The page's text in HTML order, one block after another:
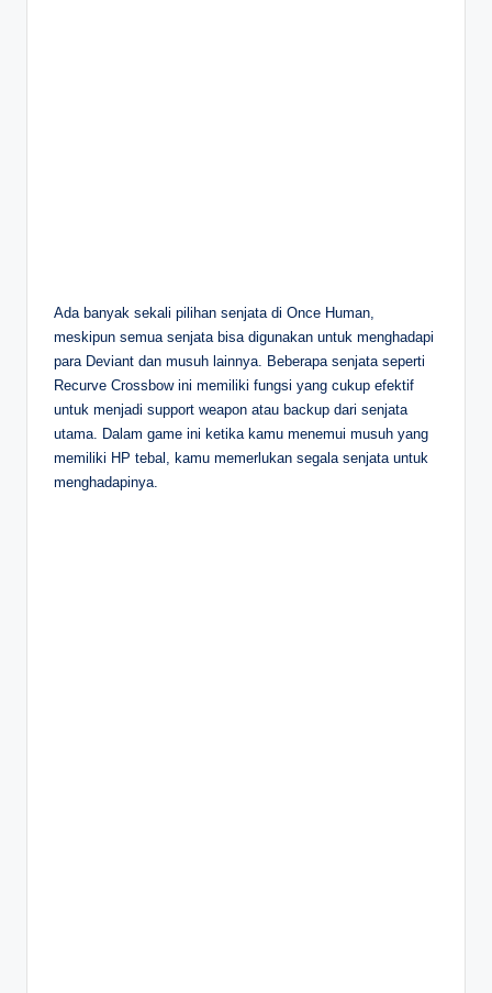
Ada banyak sekali pilihan senjata di Once Human,
meskipun semua senjata bisa digunakan untuk menghadapi
para Deviant dan musuh lainnya. Beberapa senjata seperti
Recurve Crossbow ini memiliki fungsi yang cukup efektif
untuk menjadi support weapon atau backup dari senjata
utama. Dalam game ini ketika kamu menemui musuh yang
memiliki HP tebal, kamu memerlukan segala senjata untuk
menghadapinya.